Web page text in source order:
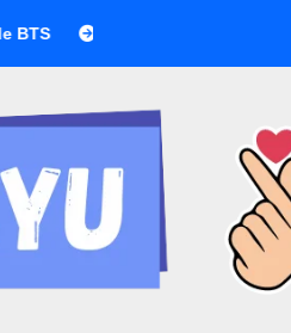
BTS boicotea los Grammy